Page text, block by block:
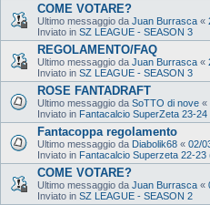
COME VOTARE?
Ultimo messaggio da Juan Burrasca «
Inviato in SZ LEAGUE - SEASON 3
REGOLAMENTO/FAQ
Ultimo messaggio da Juan Burrasca «
Inviato in SZ LEAGUE - SEASON 3
ROSE FANTADRAFT
Ultimo messaggio da SoTTO di nove «
Inviato in Fantacalcio SuperZeta 23-24
Fantacoppa regolamento
Ultimo messaggio da Diabolik68 « 02/
Inviato in Fantacalcio Superzeta 22-23
COME VOTARE?
Ultimo messaggio da Juan Burrasca «
Inviato in SZ LEAGUE - SEASON 2